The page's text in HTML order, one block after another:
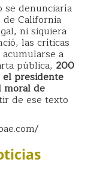
se denunciaría
California
ni siquiera
las críticas
a
pública, 200
el presidente
moral de
de ese texto